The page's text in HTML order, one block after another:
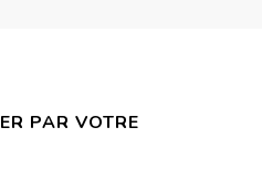
PAR VOTRE